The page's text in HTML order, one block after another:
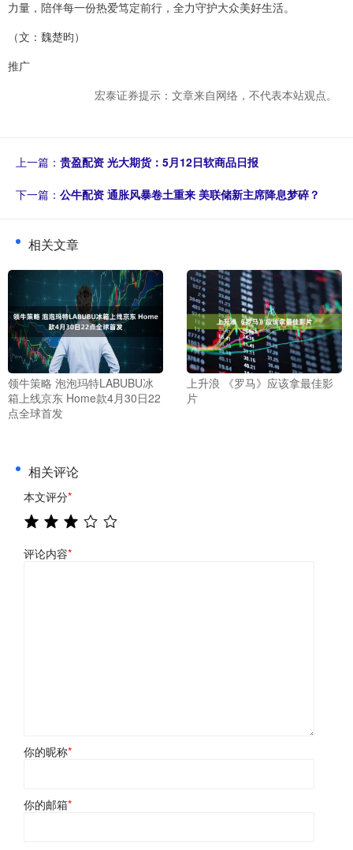
力量，陪伴每一份热爱笃定前行，全力守护大众美好生活。
（文：魏楚昀）
推广
宏泰证券提示：文章来自网络，不代表本站观点。
上一篇： 贵盈配资 光大期货：5月12日软商品日报
下一篇： 公牛配资 通胀风暴卷土重来 美联储新主席降息梦碎？
相关文章
领牛策略 泡泡玛特LABUBU冰
箱上线京东 Home款4月30日22
点全球首发
上升浪 《罗马》应该拿最佳影
片
相关评论
本文评分*
评论内容*
你的昵称*
你的邮箱*